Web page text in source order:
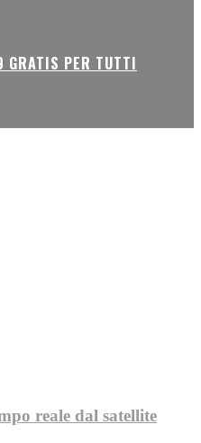
GRATIS PER TUTTI
reale dal satellite